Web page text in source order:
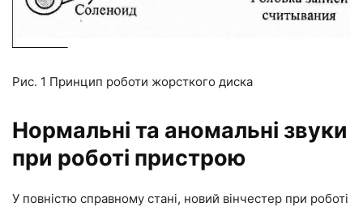
Рис. 1 Принцип роботи жорсткого диска
Нормальні та аномальні звуки
при роботі пристрою
У повністю справному стані, новий вінчестер при роботі